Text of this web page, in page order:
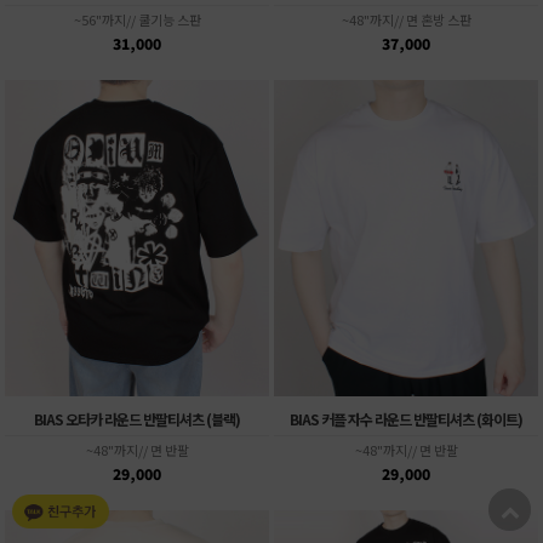
~56"까지// 쿨기능 스판
31,000
~48"까지// 면 혼방 스판
37,000
BIAS 오타카 라운드 반팔티셔츠 (블랙)
~48"까지// 면 반팔
29,000
BIAS 커플 자수 라운드 반팔티셔츠 (화이트)
~48"까지// 면 반팔
29,000